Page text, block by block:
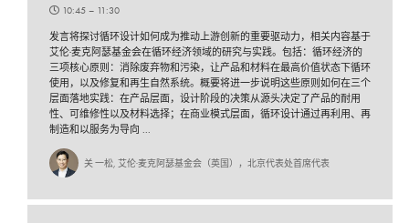
10:45 – 11:30
发言将探讨循环设计如何成为推动上游创新的重要驱动力，相关内容基于
艾伦·麦克阿瑟基金会在循环经济领域的研究与实践。包括：循环经济的
三项核心原则：消除废弃物和污染，让产品和材料在最高价值状态下循环
使用，以及修复和再生自然系统。概要将进一步说明这些原则如何在三个
层面落地实践：在产品层面，设计阶段的决策从源头决定了产品的耐用
性、可维修性以及材料选择；在商业模式层面，循环设计通过再利用、再
制造和以服务为导向 ...
关 一松, 艾伦·麦克阿瑟基金会（英国），北京代表处首席代表